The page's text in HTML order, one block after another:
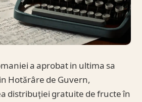
a aprobat in ultima sa
Hotărâre de Guvern,
distribuţiei gratuite de fructe în